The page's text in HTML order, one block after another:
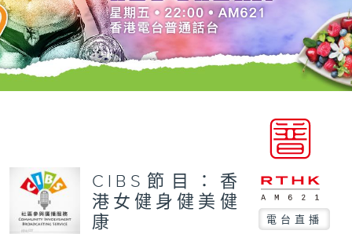
CIBS節目：香
港女健身健美健
康
電台直播